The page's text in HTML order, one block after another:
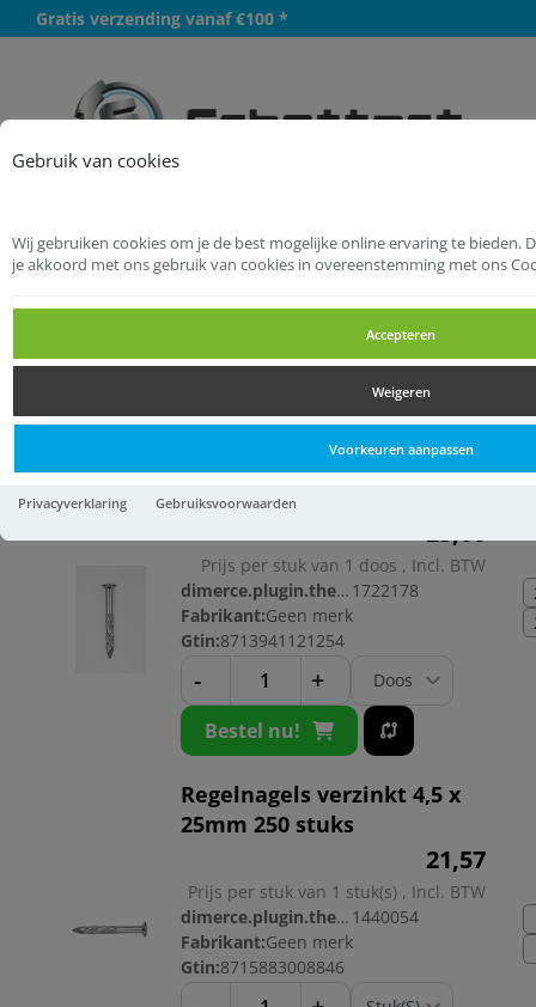
Gebruik van cookies
Wij gebruiken cookies om je de best mogelijke online ervaring te bieden.
je akkoord met ons gebruik van cookies in overeenstemming met ons
Accepteren
Weigeren
Voorkeuren aanpassen
Privacyverklaring Gebruiksvoorwaarden
Gratis verzending vanaf €100 *
Startpagina
Bevestigingsmaterialen
Regelnagels
Regelnagels
Regelnagel HJZ 5,5x80
23,66
Prijs per stuk van 1 doos , Incl. BTW
dimerce.plugin.theme.productnr: 1722178
Fabrikant:Geen merk
Gtin:8713941121254
- +
Bestel nu!
Regelnagels verzinkt 4,5 x
25mm 250 stuks
21,57
Prijs per stuk van 1 stuk(s) , Incl. BTW
dimerce.plugin.theme.productnr: 1440054
Fabrikant:Geen merk
Gtin:8715883008846